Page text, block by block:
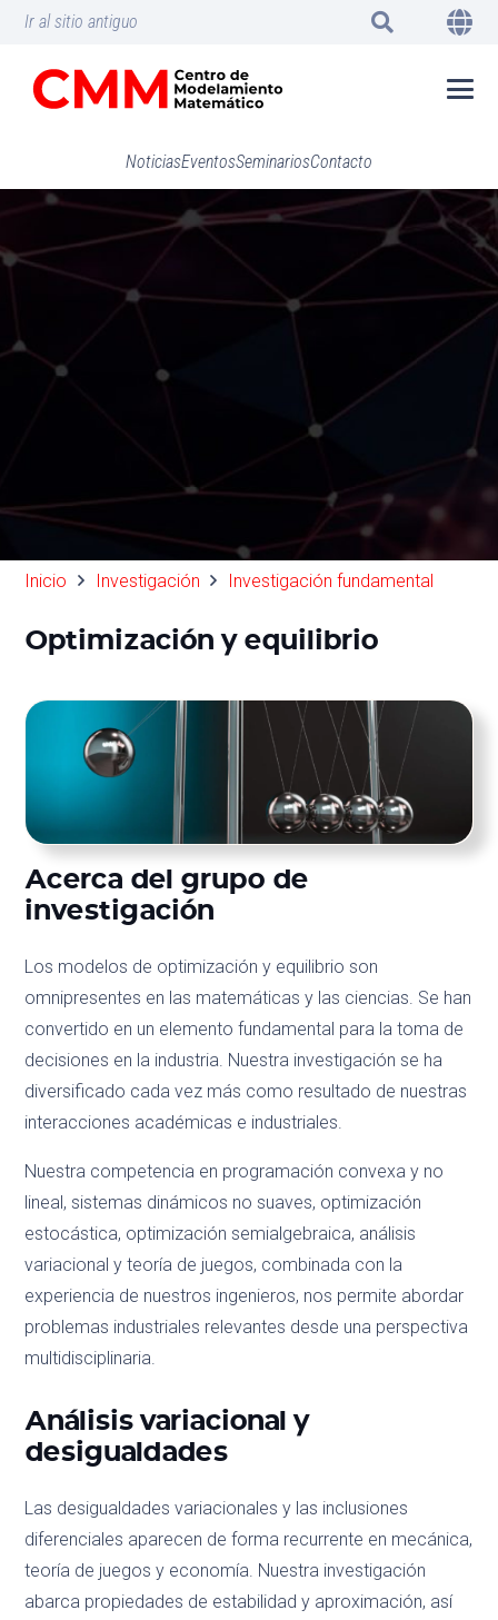
Ir al sitio antiguo
NoticiasEventosSeminariosContacto
Inicio Investigación Investigación fundamental
Optimización y equilibrio
Acerca del grupo de
investigación
Los modelos de optimización y equilibrio son
omnipresentes en las matemáticas y las ciencias. Se han
convertido en un elemento fundamental para la toma de
decisiones en la industria. Nuestra investigación se ha
diversificado cada vez más como resultado de nuestras
interacciones académicas e industriales.
Nuestra competencia en programación convexa y no
lineal, sistemas dinámicos no suaves, optimización
estocástica, optimización semialgebraica, análisis
variacional y teoría de juegos, combinada con la
experiencia de nuestros ingenieros, nos permite abordar
problemas industriales relevantes desde una perspectiva
multidisciplinaria.
Análisis variacional y
desigualdades
Las desigualdades variacionales y las inclusiones
diferenciales aparecen de forma recurrente en mecánica,
teoría de juegos y economía. Nuestra investigación
abarca propiedades de estabilidad y aproximación, así